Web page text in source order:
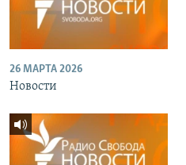
26 МАРТА 2026
Новости